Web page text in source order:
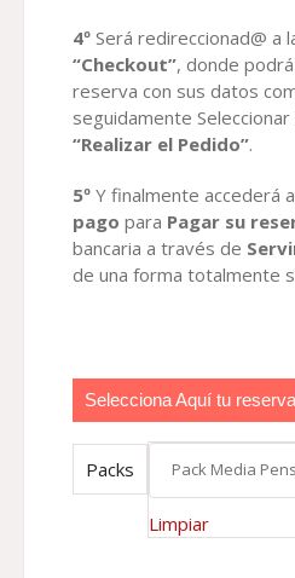
4º Será redireccionad@ a
“Checkout”, donde
reserva con sus datos
seguidamente
“Realizar el Pedido”.
5º Y finalmente accederá
pago para Pagar su
bancaria a través de
de una forma totalmente
Selecciona Aquí tu reserva
Packs
Limpiar